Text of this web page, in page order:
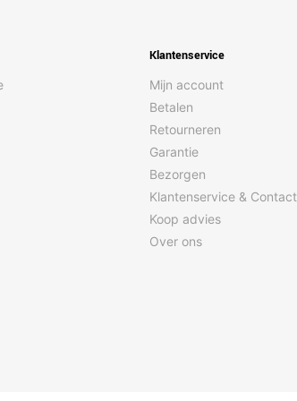
Klantenservice
Mijn account
Betalen
Retourneren
Garantie
Bezorgen
Klantenservice & Contact
Koop advies
Over ons